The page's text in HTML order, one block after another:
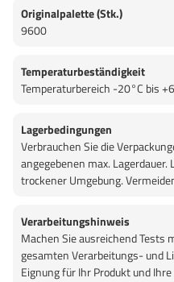
Originalpalette (Stk.)
9600
Temperaturbeständigkeit
Temperaturbereich -20°C bis
Lagerbedingungen
Verbrauchen Sie die
angegebenen max.
trockener Umgebung.
Verarbeitungshinweis
Machen Sie ausreichend Tests
gesamten Verarbeitungs- und
Eignung für Ihr Produkt und